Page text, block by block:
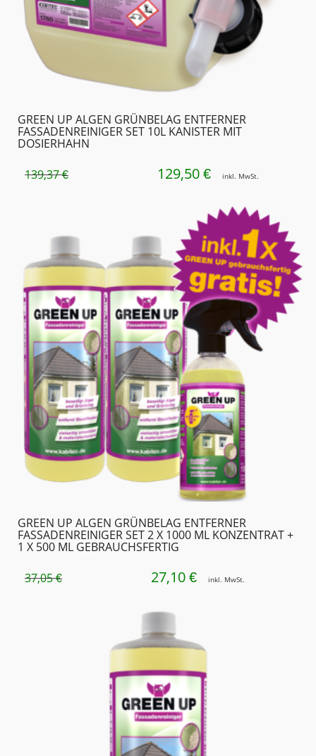
GREEN UP ALGEN GRÜNBELAG ENTFERNER
FASSADENREINIGER SET 10L KANISTER MIT
DOSIERHAHN
139,37€
URSPRÜNGLICHER
139,37 €
129,50 €AKTUELLER
IST:
129,50 €.
inkl. MwSt.
GREEN UP ALGEN GRÜNBELAG ENTFERNER
FASSADENREINIGER SET 2 X 1000 ML KONZENTRAT +
1 X 500 ML GEBRAUCHSFERTIG
37,05€
URSPRÜNGLICHER
WAR:
37,05 €
27,10 €AKTUELLER
inkl. MwSt.